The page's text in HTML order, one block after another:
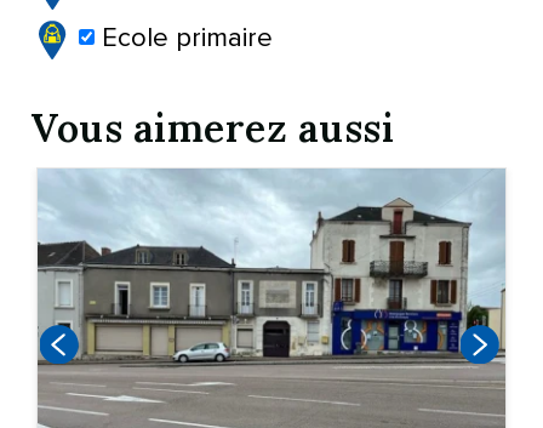
Ecole primaire
Vous aimerez aussi